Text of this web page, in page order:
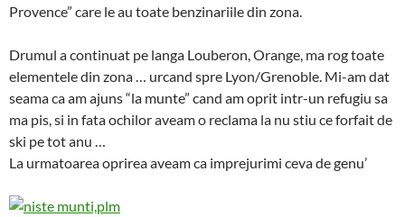
Provence” care le au toate benzinariile din zona.
Drumul a continuat pe langa Louberon, Orange, ma rog toate
elementele din zona … urcand spre Lyon/Grenoble. Mi-am dat
seama ca am ajuns “la munte” cand am oprit intr-un refugiu sa
ma pis, si in fata ochilor aveam o reclama la nu stiu ce forfait de
ski pe tot anu …
La urmatoarea oprirea aveam ca imprejurimi ceva de genu’